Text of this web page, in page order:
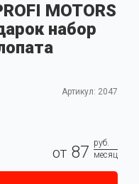
MOTORS
набор
Артикул: 2047
от 87 руб.
месяц